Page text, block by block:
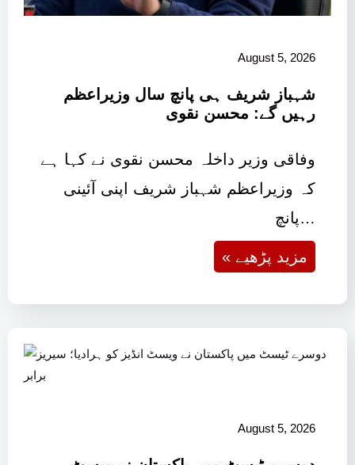
August 5, 2026
شہباز شریف ہی پانچ سال وزیراعظم
رہیں گے: محسن نقوی
وفاقی وزیر داخلہ محسن نقوی نے کہا ہے
کہ وزیراعظم شہباز شریف اپنی آئینی
پانچ…
« مزید پڑھیے
August 5, 2026